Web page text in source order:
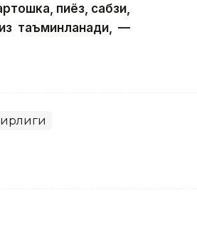
пиёз, сабзи,
таъминланади, —